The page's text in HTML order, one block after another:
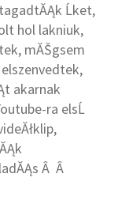
Ĺket,
hol lakniuk,
mĂŠgsem
akarnak
ra elsĹ
Â Â